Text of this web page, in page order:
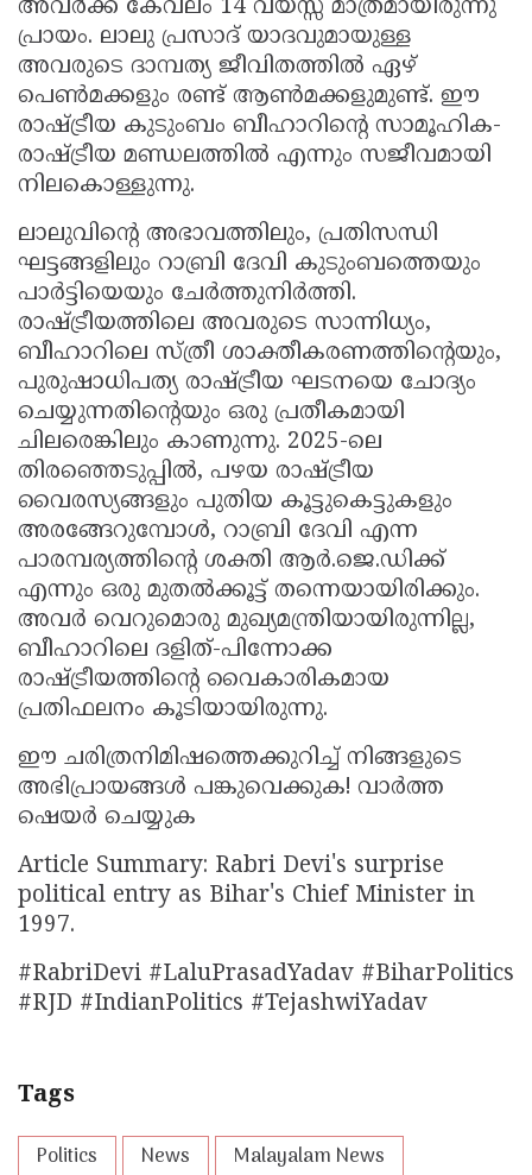
അവർക്ക് കേവലം 14 വയസ്സ് മാത്രമായിരുന്നു
പ്രായം. ലാലു പ്രസാദ് യാദവുമായുള്ള
അവരുടെ ദാമ്പത്യ ജീവിതത്തിൽ ഏഴ്
പെൺമക്കളും രണ്ട് ആൺമക്കളുമുണ്ട്. ഈ
രാഷ്ട്രീയ കുടുംബം ബീഹാറിന്റെ സാമൂഹിക-
രാഷ്ട്രീയ മണ്ഡലത്തിൽ എന്നും സജീവമായി
നിലകൊള്ളുന്നു.
ലാലുവിന്റെ അഭാവത്തിലും, പ്രതിസന്ധി
ഘട്ടങ്ങളിലും റാബ്രി ദേവി കുടുംബത്തെയും
പാർട്ടിയെയും ചേർത്തുനിർത്തി.
രാഷ്ട്രീയത്തിലെ അവരുടെ സാന്നിധ്യം,
ബീഹാറിലെ സ്ത്രീ ശാക്തീകരണത്തിന്റെയും,
പുരുഷാധിപത്യ രാഷ്ട്രീയ ഘടനയെ ചോദ്യം
ചെയ്യുന്നതിന്റെയും ഒരു പ്രതീകമായി
ചിലരെങ്കിലും കാണുന്നു. 2025-ലെ
തിരഞ്ഞെടുപ്പിൽ, പഴയ രാഷ്ട്രീയ
വൈരസ്യങ്ങളും പുതിയ കൂട്ടുകെട്ടുകളും
അരങ്ങേറുമ്പോൾ, റാബ്രി ദേവി എന്ന
പാരമ്പര്യത്തിന്റെ ശക്തി ആർ.ജെ.ഡിക്ക്
എന്നും ഒരു മുതൽക്കൂട്ട് തന്നെയായിരിക്കും.
അവർ വെറുമൊരു മുഖ്യമന്ത്രിയായിരുന്നില്ല,
ബീഹാറിലെ ദളിത്-പിന്നോക്ക
രാഷ്ട്രീയത്തിന്റെ വൈകാരികമായ
പ്രതിഫലനം കൂടിയായിരുന്നു.
ഈ ചരിത്രനിമിഷത്തെക്കുറിച്ച് നിങ്ങളുടെ
അഭിപ്രായങ്ങൾ പങ്കുവെക്കുക! വാർത്ത
ഷെയർ ചെയ്യുക
Article Summary: Rabri Devi's surprise
political entry as Bihar's Chief Minister in
1997.
#RabriDevi #LaluPrasadYadav #BiharPolitics
#RJD #IndianPolitics #TejashwiYadav
Tags
Politics News
Malayalam News